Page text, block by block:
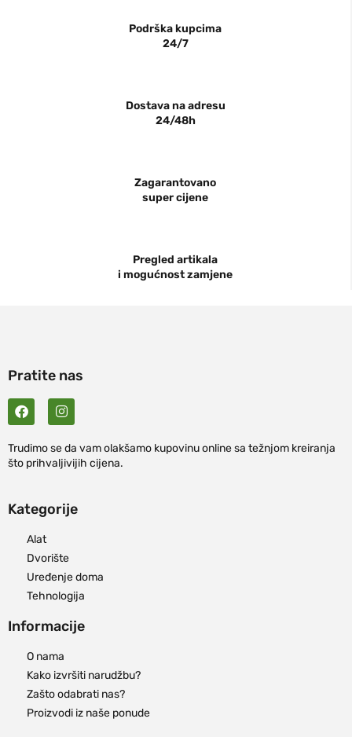
Podrška kupcima
24/7
Dostava na adresu
24/48h
Zagarantovano
super cijene
Pregled artikala
i mogućnost zamjene
Pratite nas
Trudimo se da vam olakšamo kupovinu online sa težnjom kreiranja
što prihvaljivijih cijena.
Kategorije
Alat
Dvorište
Uređenje doma
Tehnologija
Informacije
O nama
Kako izvršiti narudžbu?
Zašto odabrati nas?
Proizvodi iz naše ponude